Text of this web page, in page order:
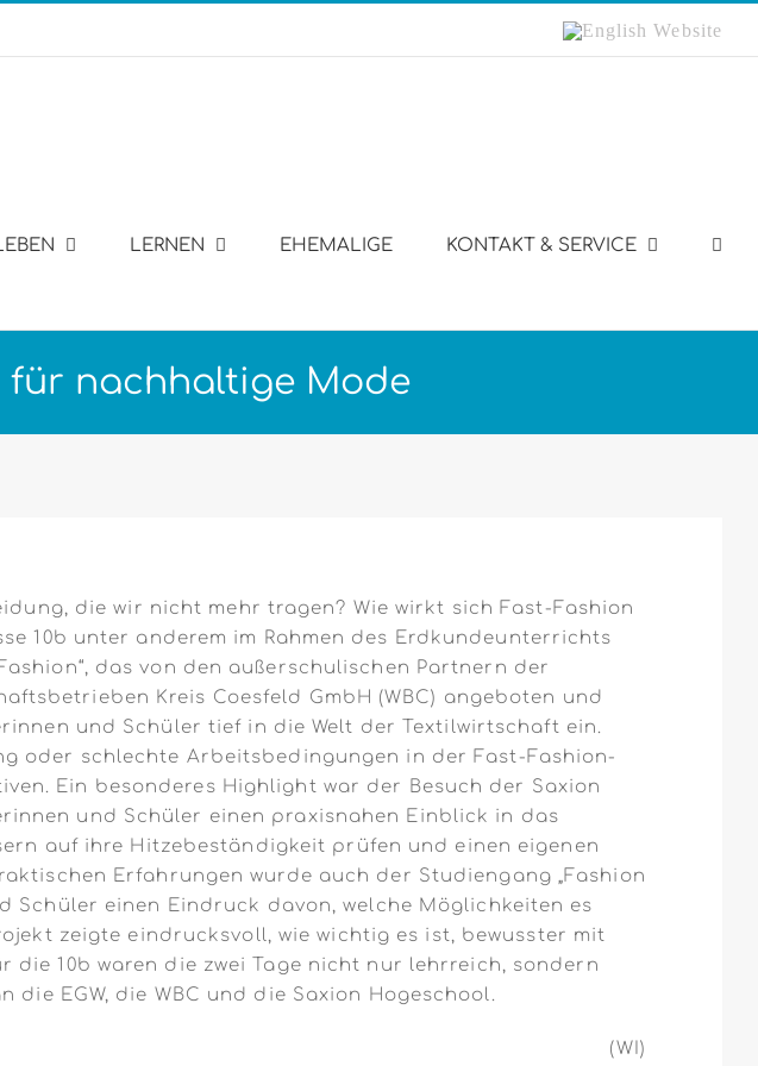
English
LERNEN EHEMALIGE KONTAKT & SERVICE
für nachhaltige Mode
die wir nicht mehr tragen? Wie wirkt sich Fast-Fashion
10b unter anderem im Rahmen des Erdkundeunterrichts
das von den außerschulischen Partnern der
Kreis Coesfeld GmbH (WBC) angeboten und
und Schüler tief in die Welt der Textilwirtschaft ein.
oder schlechte Arbeitsbedingungen in der Fast-Fashion-
Ein besonderes Highlight war der Besuch der Saxion
und Schüler einen praxisnahen Einblick in das
auf ihre Hitzebeständigkeit prüfen und einen eigenen
Erfahrungen wurde auch der Studiengang „Fashion
Schüler einen Eindruck davon, welche Möglichkeiten es
zeigte eindrucksvoll, wie wichtig es ist, bewusster mit
10b waren die zwei Tage nicht nur lehrreich, sondern
EGW, die WBC und die Saxion Hogeschool.
(WI)